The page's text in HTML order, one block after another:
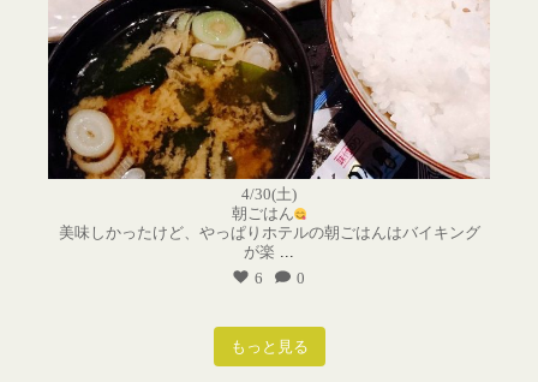
4/30(土)
朝ごはん
美味しかったけど、やっぱりホテルの朝ごはんはバイキング
が楽
6
0
もっと見る